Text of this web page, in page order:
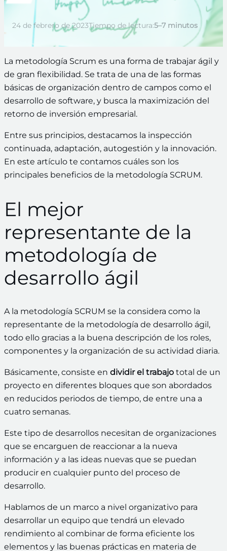
24 de febrero de 2023Tiempo de lectura:5–7 minutos
La metodología Scrum es una forma de trabajar ágil y
de gran flexibilidad. Se trata de una de las formas
básicas de organización dentro de campos como el
desarrollo de software, y busca la maximización del
retorno de inversión empresarial.
Entre sus principios, destacamos la inspección
continuada, adaptación, autogestión y la innovación.
En este artículo te contamos cuáles son los
principales beneficios de la metodología SCRUM.
El mejor
representante de la
metodología de
desarrollo ágil
A la metodología SCRUM se la considera como la
representante de la metodología de desarrollo ágil,
todo ello gracias a la buena descripción de los roles,
componentes y la organización de su actividad diaria.
Básicamente, consiste en dividir el trabajo total de un
proyecto en diferentes bloques que son abordados
en reducidos periodos de tiempo, de entre una a
cuatro semanas.
Este tipo de desarrollos necesitan de organizaciones
que se encarguen de reaccionar a la nueva
información y a las ideas nuevas que se puedan
producir en cualquier punto del proceso de
desarrollo.
Hablamos de un marco a nivel organizativo para
desarrollar un equipo que tendrá un elevado
rendimiento al combinar de forma eficiente los
elementos y las buenas prácticas en materia de